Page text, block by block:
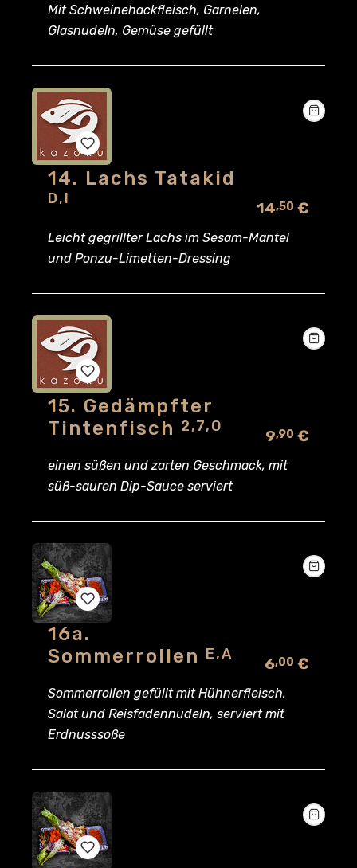
Mit Schweinehackfleisch, Garnelen,
Glasnudeln, Gemüse gefüllt
wishlist
14. Lachs Tatakid
D,I
Leicht gegrillter Lachs im Sesam-Mantel
und Ponzu-Limetten-Dressing
14,50 €
Add
wishlist
15. Gedämpfter
Tintenfisch 2,7,O
einen süßen und zarten Geschmack, mit
süß-sauren Dip-Sauce serviert
9,90 €
wishlist
16a.
Sommerrollen E,A
Sommerrollen gefüllt mit Hühnerfleisch,
Salat und Reisfadennudeln, serviert mit
Erdnusssoße
6,00 €